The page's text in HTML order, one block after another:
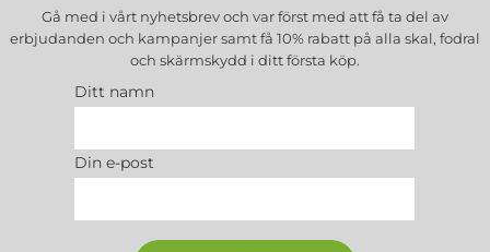
Gå med i vårt nyhetsbrev och var först med att få ta del av
erbjudanden och kampanjer samt få 10% rabatt på alla skal, fodral
och skärmskydd i ditt första köp.
Ditt namn
Din e-post